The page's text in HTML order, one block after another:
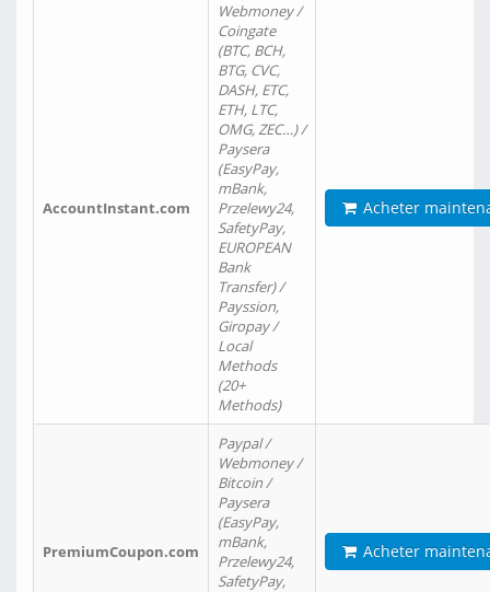
AccountInstant.com
Webmoney /
Coingate
(BTC, BCH,
BTG, CVC,
DASH, ETC,
ETH, LTC,
OMG, ZEC…) /
Paysera
(EasyPay,
mBank,
Przelewy24,
SafetyPay,
EUROPEAN
Bank
Transfer) /
Payssion,
Giropay /
Local
Methods
(20+
Methods)
Acheter
PremiumCoupon.com
Paypal /
Webmoney /
Bitcoin /
Paysera
(EasyPay,
mBank,
Przelewy24,
SafetyPay,
Acheter